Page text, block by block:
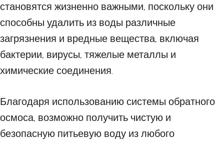
становятся жизненно важными, поскольку они
способны удалить из воды различные
загрязнения и вредные вещества, включая
бактерии, вирусы, тяжелые металлы и
химические соединения.
Благодаря использованию системы обратного
осмоса, возможно получить чистую и
безопасную питьевую воду из любого